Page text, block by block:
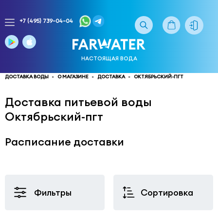
доставки
воды
многоканальный
141033Московская
область
н,
Поселок
+7 (495) 739-04-04
НАСТОЯЩАЯ ВОДА
ДОСТАВКА ВОДЫ О МАГАЗИНЕ ДОСТАВКА ОКТЯБРЬСКИЙ-ПГТ
Доставка питьевой воды
Октябрьский-пгт
Расписание доставки
Фильтры Сортировка